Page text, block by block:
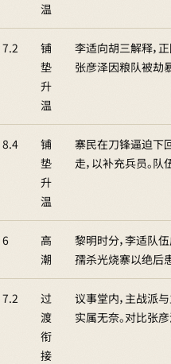
温
7.2
铺
垫
升
温
李适向胡三解释，
张彦泽因粮队被劫
8.4
铺
垫
升
温
寨民在刀锋逼迫下
走，以补充兵员。
6
高
潮
黎明时分，李适队
孺杀光烧寨以绝后
7.2
过
渡
衔
接
议事堂内，主战派
实属无奈。对比张